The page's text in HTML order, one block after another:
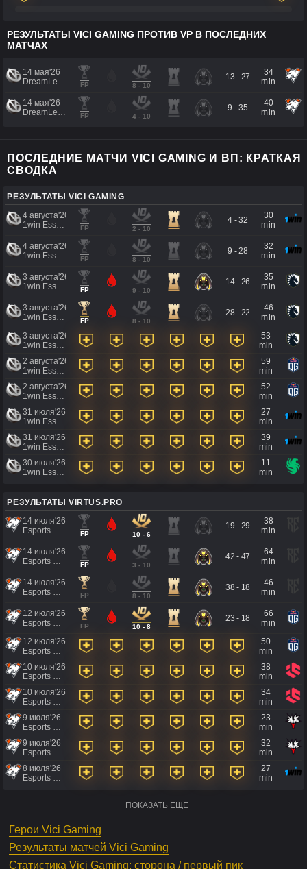
РЕЗУЛЬТАТЫ VICI GAMING ПРОТИВ VP В ПОСЛЕДНИХ
МАТЧАХ
14 мая'26
FP 8 - 10
13 - 27
34
min
14 мая'26
FP 4 - 10
9 - 35
40
min
ПОСЛЕДНИЕ МАТЧИ VICI GAMING И ВП: КРАТКАЯ
СВОДКА
РЕЗУЛЬТАТЫ VICI GAMING
4 августа'26
FP 2 - 10
4 - 32
30
min
4 августа'26
FP 8 - 10
9 - 28
32
min
3 августа'26
FP 9 - 10
14 - 26
35
min
3 августа'26
FP 8 - 10
28 - 22
46
min
3 августа'26
53
min
2 августа'26
59
min
2 августа'26
52
min
31 июля'26
27
min
31 июля'26
39
min
30 июля'26
11
min
РЕЗУЛЬТАТЫ VIRTUS.PRO
14 июля'26
FP 10 - 6
19 - 29
38
min
14 июля'26
FP 3 - 10
42 - 47
64
min
14 июля'26
FP 8 - 10
38 - 18
46
min
12 июля'26
FP 10 - 8
23 - 18
66
min
12 июля'26
50
min
10 июля'26
38
min
10 июля'26
34
min
9 июля'26
23
min
9 июля'26
32
min
8 июля'26
27
min
+ ПОКАЗАТЬ ЕЩЕ
Герои Vici Gaming
Результаты матчей Vici Gaming
Статистика Vici Gaming: сторона / первый пик